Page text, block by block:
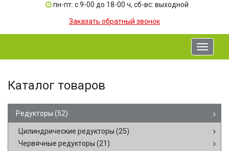
пн-пт: с 9-00 до 18-00 ч, сб-вс: выходной
Заказать обратный звонок
Toggle
Каталог товаров
Редукторы (52)
Цилиндрические редукторы (25)
Червячные редукторы (21)